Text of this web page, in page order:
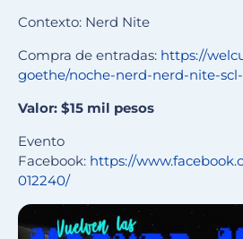
Contexto: Nerd Nite
Compra de entradas: https://
goethe/noche-nerd-nerd-nite-scl-
Valor: $15 mil pesos
Evento
Facebook: https://
012240/